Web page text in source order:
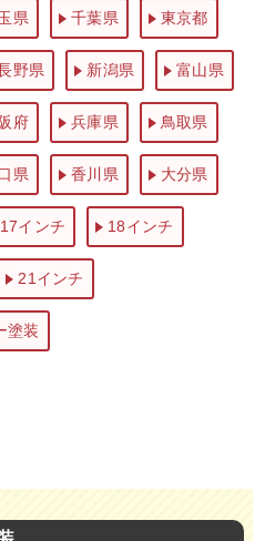
県 千葉県 東京都
野県 新潟県 富山県
府 兵庫県 鳥取県
県 香川県 大分県
17インチ 18インチ
21インチ
塗装